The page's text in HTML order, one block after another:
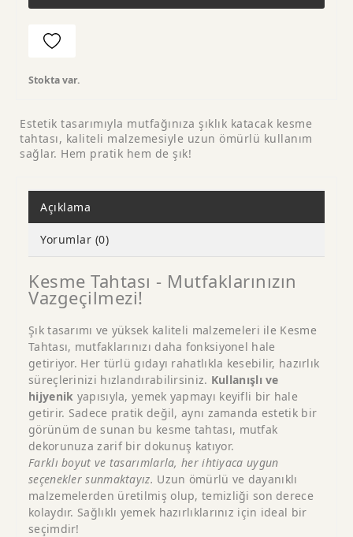
Stokta var.
Estetik tasarımıyla mutfağınıza şıklık katacak kesme
tahtası, kaliteli malzemesiyle uzun ömürlü kullanım
sağlar. Hem pratik hem de şık!
Açıklama
Yorumlar (0)
Kesme Tahtası - Mutfaklarınızın
Vazgeçilmezi!
Şık tasarımı ve yüksek kaliteli malzemeleri ile Kesme
Tahtası, mutfaklarınızı daha fonksiyonel hale
getiriyor. Her türlü gıdayı rahatlıkla kesebilir, hazırlık
süreçlerinizi hızlandırabilirsiniz. Kullanışlı ve
hijyenik yapısıyla, yemek yapmayı keyifli bir hale
getirir. Sadece pratik değil, aynı zamanda estetik bir
görünüm de sunan bu kesme tahtası, mutfak
dekorunuza zarif bir dokunuş katıyor.
Farklı boyut ve tasarımlarla, her ihtiyaca uygun
seçenekler sunmaktayız. Uzun ömürlü ve dayanıklı
malzemelerden üretilmiş olup, temizliği son derece
kolaydır. Sağlıklı yemek hazırlıklarınız için ideal bir
seçimdir!